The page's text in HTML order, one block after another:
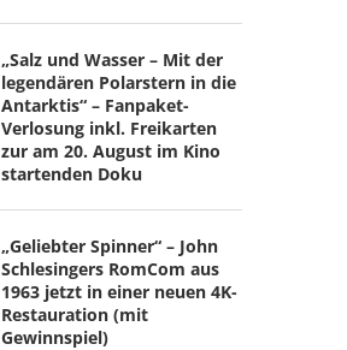
„Salz und Wasser – Mit der
legendären Polarstern in die
Antarktis“ – Fanpaket-
Verlosung inkl. Freikarten
zur am 20. August im Kino
startenden Doku
„Geliebter Spinner“ – John
Schlesingers RomCom aus
1963 jetzt in einer neuen 4K-
Restauration (mit
Gewinnspiel)